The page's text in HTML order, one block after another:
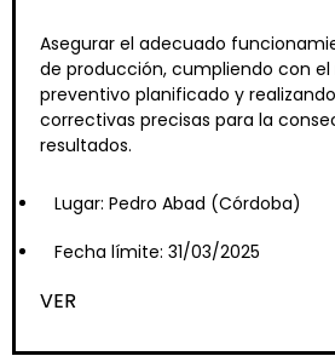
Asegurar el adecuado
de producción, cumpliendo con
preventivo planificado y
correctivas precisas para la
resultados.
Lugar: Pedro Abad (Córdoba)
Fecha límite: 31/03/2025
VER